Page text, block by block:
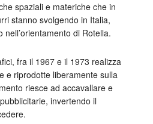
spaziali e materiche che in
stanno svolgendo in Italia,
di Rotella.
fra il 1967 e il 1973 realizza
e riprodotte liberamente sulla
riesce ad accavallare e
invertendo il